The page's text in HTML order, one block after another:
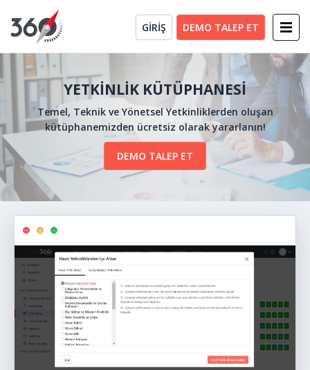
GİRİŞ DEMO TALEP ET
YETKİNLİK KÜTÜPHANESİ
Temel, Teknik ve Yönetsel Yetkinliklerden oluşan
kütüphanemizden ücretsiz olarak yararlanın!
DEMO TALEP ET